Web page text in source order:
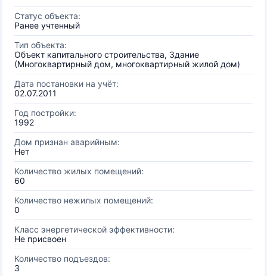
Статус объекта:
Ранее учтенный
Тип объекта:
Объект капитального строительства, Здание
(Многоквартирный дом, многоквартирный жилой дом)
Дата постановки на учёт:
02.07.2011
Год постройки:
1992
Дом признан аварийным:
Нет
Количество жилых помещений:
60
Количество нежилых помещений:
0
Класс энергетической эффективности:
Не присвоен
Количество подъездов:
3